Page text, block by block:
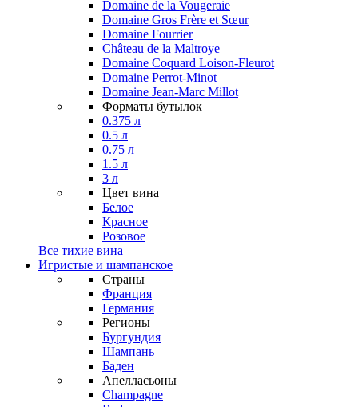
Domaine de la Vougeraie
Domaine Gros Frère et Sœur
Domaine Fourrier
Château de la Maltroye
Domaine Coquard Loison-Fleurot
Domaine Perrot-Minot
Domaine Jean-Marc Millot
Форматы бутылок
0.375 л
0.5 л
0.75 л
1.5 л
3 л
Цвет вина
Белое
Красное
Розовое
Все тихие вина
Игристые и шампанское
Страны
Франция
Германия
Регионы
Бургундия
Шампань
Баден
Апелласьоны
Champagne